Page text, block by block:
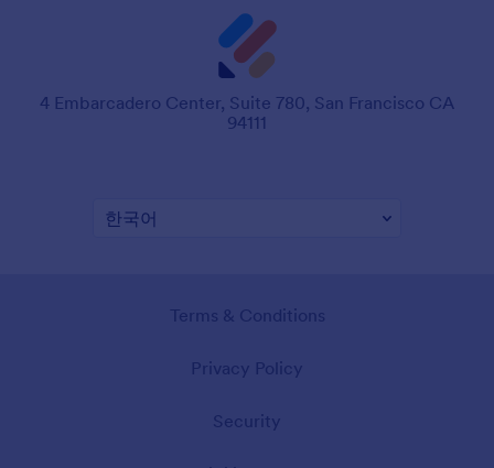
4 Embarcadero Center, Suite 780, San Francisco CA
94111
Terms & Conditions
Privacy Policy
Security